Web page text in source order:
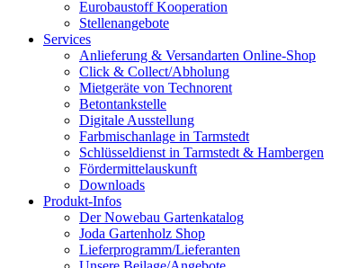
Eurobaustoff Kooperation
Stellenangebote
Services
Anlieferung & Versandarten Online-Shop
Click & Collect/Abholung
Mietgeräte von Technorent
Betontankstelle
Digitale Ausstellung
Farbmischanlage in Tarmstedt
Schlüsseldienst in Tarmstedt & Hambergen
Fördermittelauskunft
Downloads
Produkt-Infos
Der Nowebau Gartenkatalog
Joda Gartenholz Shop
Lieferprogramm/Lieferanten